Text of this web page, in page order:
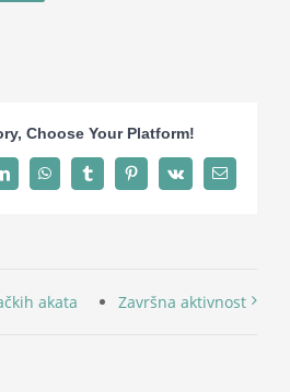
Choose Your Platform!
LinkedInWhatsAppTumblrPinterest
Vk Email
akata Završna aktivnost